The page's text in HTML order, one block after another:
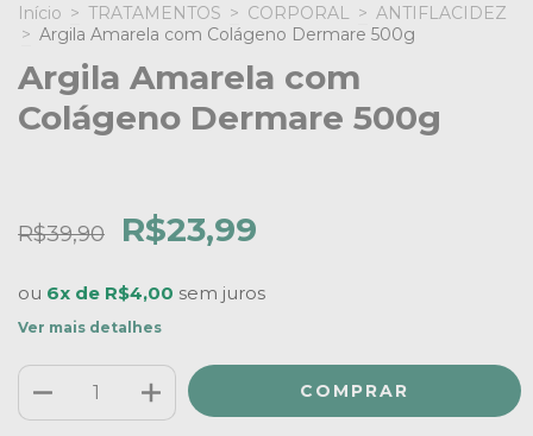
Início > TRATAMENTOS > CORPORAL > ANTIFLACIDEZ
> Argila Amarela com Colágeno Dermare 500g
Argila Amarela com
Colágeno Dermare 500g
R$39,90 R$23,99
ou 6x de R$4,00 sem juros
Ver mais detalhes